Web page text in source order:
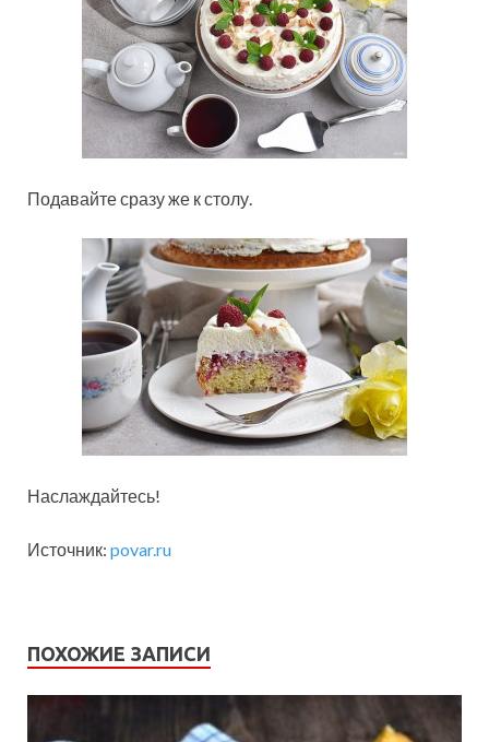
Подавайте сразу же к столу.
Наслаждайтесь!
Источник: povar.ru
ПОХОЖИЕ ЗАПИСИ